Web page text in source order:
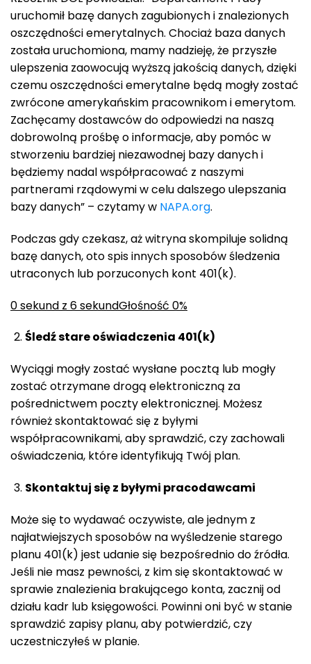
uruchomił bazę danych zagubionych i znalezionych
oszczędności emerytalnych. Chociaż baza danych
została uruchomiona, mamy nadzieję, że przyszłe
ulepszenia zaowocują wyższą jakością danych, dzięki
czemu oszczędności emerytalne będą mogły zostać
zwrócone amerykańskim pracownikom i emerytom.
Zachęcamy dostawców do odpowiedzi na naszą
dobrowolną prośbę o informacje, aby pomóc w
stworzeniu bardziej niezawodnej bazy danych i
będziemy nadal współpracować z naszymi
partnerami rządowymi w celu dalszego ulepszania
bazy danych” – czytamy w NAPA.org.
Podczas gdy czekasz, aż witryna skompiluje solidną
bazę danych, oto spis innych sposobów śledzenia
utraconych lub porzuconych kont 401(k).
0 sekund z 6 sekundGłośność 0%
Śledź stare oświadczenia 401(k)
Wyciągi mogły zostać wysłane pocztą lub mogły
zostać otrzymane drogą elektroniczną za
pośrednictwem poczty elektronicznej. Możesz
również skontaktować się z byłymi
współpracownikami, aby sprawdzić, czy zachowali
oświadczenia, które identyfikują Twój plan.
Skontaktuj się z byłymi pracodawcami
Może się to wydawać oczywiste, ale jednym z
najłatwiejszych sposobów na wyśledzenie starego
planu 401(k) jest udanie się bezpośrednio do źródła.
Jeśli nie masz pewności, z kim się skontaktować w
sprawie znalezienia brakującego konta, zacznij od
działu kadr lub księgowości. Powinni oni być w stanie
sprawdzić zapisy planu, aby potwierdzić, czy
uczestniczyłeś w planie.